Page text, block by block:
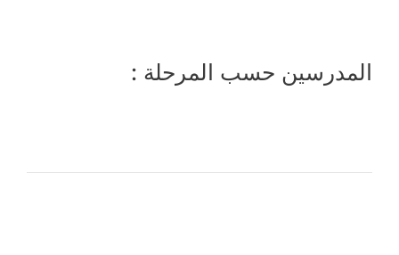
المدرسين حسب المرحلة :